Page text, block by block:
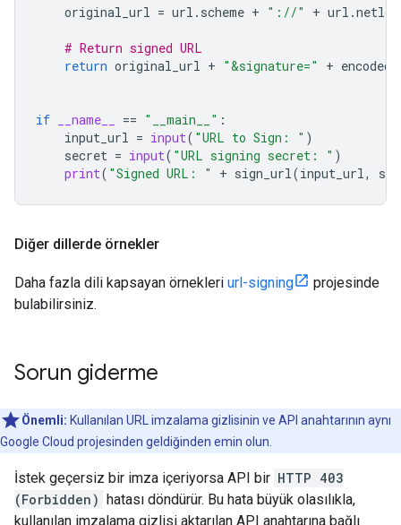
original_url = url . scheme + "://" + url .netloc
# Return signed URL
return original_url + "&signature=" +
if __name__ == "__main__" :
input_url = input( "URL to Sign: " )
secret = input( "URL signing secret: " )
print( "Signed URL: " + sign_url(input_url,
Diğer dillerde örnekler
Daha fazla dili kapsayan örnekleri url-signing
projesinde
bulabilirsiniz.
Sorun giderme
Önemli: Kullanılan URL imzalama gizlisinin ve API anahtarının aynı
Google Cloud projesinden geldiğinden emin olun.
İstek geçersiz bir imza içeriyorsa API bir HTTP 403
(Forbidden) hatası döndürür. Bu hata büyük olasılıkla,
kullanılan imzalama gizlisi aktarılan API anahtarına bağlı